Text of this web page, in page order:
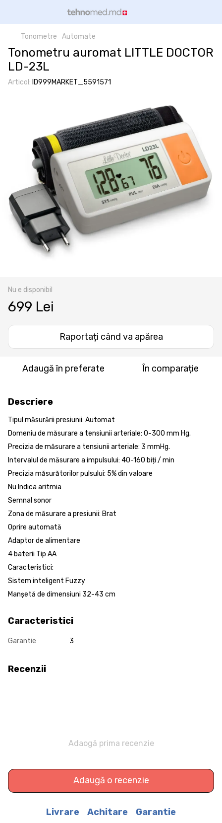
Tonometre Automate
Tonometru auromat LITTLE DOCTOR
LD-23L
Articol: ID999MARKET_5591571
Nu e disponibil
699 Lei
Raportați când va apărea
Adaugă în preferate În comparație
Descriere
Tipul măsurării presiunii: Automat
Domeniu de măsurare a tensiunii arteriale: 0-300 mm Hg.
Precizia de măsurare a tensiunii arteriale: 3 mmHg.
Intervalul de măsurare a impulsului: 40-160 biți / min
Precizia măsurătorilor pulsului: 5% din valoare
Nu Indica aritmia
Semnal sonor
Zona de măsurare a presiunii: Brat
Oprire automată
Adaptor de alimentare
4 baterii Tip AA
Caracteristici:
Sistem inteligent Fuzzy
Manșetă de dimensiuni 32-43 cm
Caracteristici
Garantie 3
Recenzii
Adaogă prima recenzie
Adaugă o recenzie
Livrare Achitare Garantie